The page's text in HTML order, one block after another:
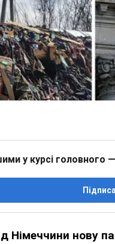
у курсі головного
Німеччини нову